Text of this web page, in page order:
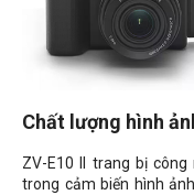
Chất lượng hình
ZV-E10 II trang bị
trong cảm biến hình